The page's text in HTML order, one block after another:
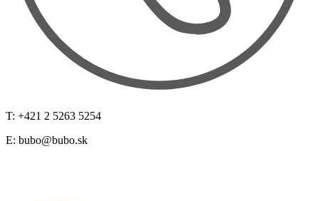
T: +421 2 5263 5254
E: bubo@bubo.sk